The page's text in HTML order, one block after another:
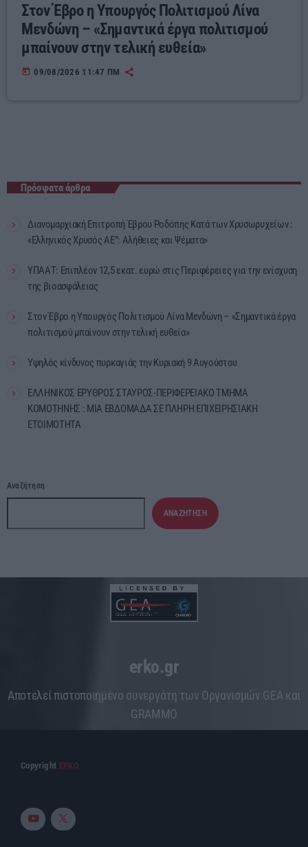
Στον Έβρο η Υπουργός Πολιτισμού Λίνα
Μενδώνη – «Σημαντικά έργα πολιτισμού
μπαίνουν στην τελική ευθεία»
today 09/08/2026 11:47 ΠΜ
Πρόσφατα άρθρα
Διανομαρχιακή Επιτροπή Έβρου Ροδόπης Κατά των Χρυσωρυχείων :
«Ελληνικός Χρυσός ΑΕ”: Αλήθειες και Ψέματα»
ΥΠΑΑΤ: Επιπλέον 12,5 εκατ. ευρώ στις Περιφέρειες για την ενίσχυση
της βιοασφάλειας
Στον Έβρο η Υπουργός Πολιτισμού Λίνα Μενδώνη – «Σημαντικά έργα
πολιτισμού μπαίνουν στην τελική ευθεία»
Υψηλός κίνδυνος πυρκαγιάς την Κυριακή 9 Αυγούστου
ΕΛΛΗΝΙΚΟΣ ΕΡΥΘΡΟΣ ΣΤΑΥΡΟΣ-ΠΕΡΙΦΕΡΕΙΑΚΟ ΤΜΗΜΑ
ΚΟΜΟΤΗΝΗΣ : ΜΙΑ ΕΒΔΟΜΑΔΑ ΣΕ ΠΛΗΡΗ ΕΠΙΧΕΙΡΗΣΙΑΚΗ
ΕΤΟΙΜΟΤΗΤΑ
Αναζήτηση
ΑΝΑΖΉΤΗΣΗ
erko.gr
Aποτελεί πιστοποιημένο συνεργάτη των Οργανισμών GEA και
GRAMMO
Copyright ΕΡΚΟ